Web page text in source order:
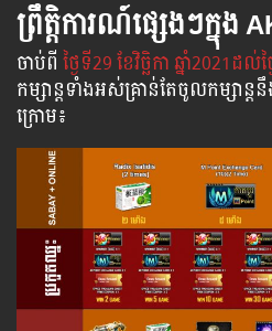
ព្រឹត្តិការណ៍ផ្សេងៗក្នុង
ចាប់​ពី​ ថ្ងៃ​ទី29 ខែវិច្ឆិកា ឆ្នាំ2021ដល់​ថ្
កម្សាន្ដ​ទាំងអស់​គ្រាន់​តែ​ចូល​កម្សាន្ដ​
ក្រោម​៖